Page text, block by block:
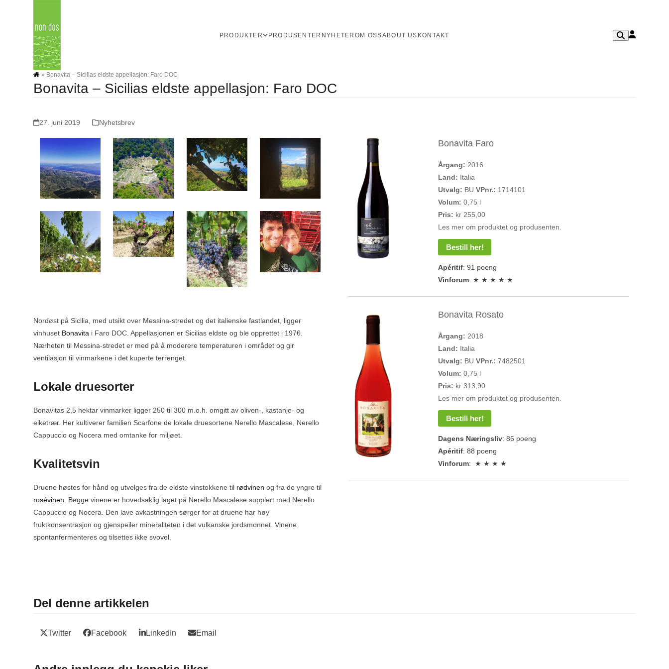
PRODUKTER PRODUSENTER NYHETER OM OSSABOUT US KONTAKT
» Bonavita – Sicilias eldste appellasjon: Faro DOC
Bonavita – Sicilias eldste appellasjon: Faro DOC
27. juni 2019 Nyhetsbrev
Nordøst på Sicilia, med utsikt over Messina-stredet og det italienske fastlandet, ligger
vinhuset Bonavita i Faro DOC. Appellasjonen er Sicilias eldste og ble opprettet i 1976.
Nærheten til Messina-stredet er med på å moderere temperaturen i området og gir
ventilasjon til vinmarkene i det kuperte terrenget.
Lokale druesorter
Bonavitas 2,5 hektar vinmarker ligger 250 til 300 m.o.h. omgitt av oliven-, kastanje- og
eiketrær. Her kultiverer familien Scarfone de lokale druesortene Nerello Mascalese, Nerello
Cappuccio og Nocera med omtanke for miljøet.
Kvalitetsvin
Druene høstes for hånd og utvelges fra de eldste vinstokkene til rødvinen og fra de yngre til
rosévinen. Begge vinene er hovedsaklig laget på Nerello Mascalese supplert med Nerello
Cappuccio og Nocera. Den lave avkastningen sørger for at druene har høy
fruktkonsentrasjon og gjenspeiler mineraliteten i det vulkanske jordsmonnet. Vinene
spontanfermenteres og tilsettes ikke svovel.
Bonavita Faro
Årgang: 2016
Land: Italia
Utvalg: BUVPnr.: 1714101
Volum:0,75 l
Pris: kr 255,00
Les mer om produktet og produsenten.
Bestill her!
Apéritif: 91 poeng
Vinforum: ★ ★ ★ ★ ★
Bonavita Rosato
Årgang: 2018
Land: Italia
Utvalg: BUVPnr.:7482501
Volum:0,75 l
Pris: kr 313,90
Les mer om produktet og produsenten.
Bestill her!
Dagens Næringsliv: 86 poeng
Apéritif: 88 poeng
Vinforum: ★ ★ ★ ★
Del denne artikkelen
Twitter Facebook LinkedIn Email